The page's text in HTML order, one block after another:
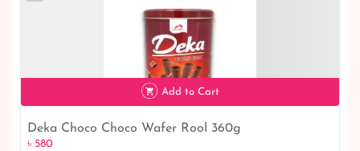
৳ 580
Add to Cart
Deka Choco Choco Wafer Rool 360g
৳ 580